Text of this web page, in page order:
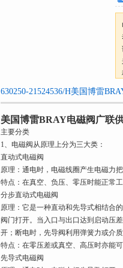
630250-21524536/H美国博雷
美国博雷BRAY电磁阀广联
主要分类
1、电磁阀从原理上分为三大类：
直动式电磁阀
原理：通电时，电磁线圈产生电磁力
特点：在真空、负压、零压时能正常
分步直动式电磁阀
原理：它是一种直动和先导式相结合
阀门打开。当入口与出口达到启动压
开；断电时，先导阀利用弹簧力或介
特点：在零压差或真空、高压时亦能
先导式电磁阀